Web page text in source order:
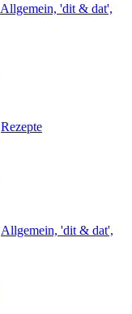
Allgemein, 'dit & dat',
Rezepte
Allgemein, 'dit & dat',